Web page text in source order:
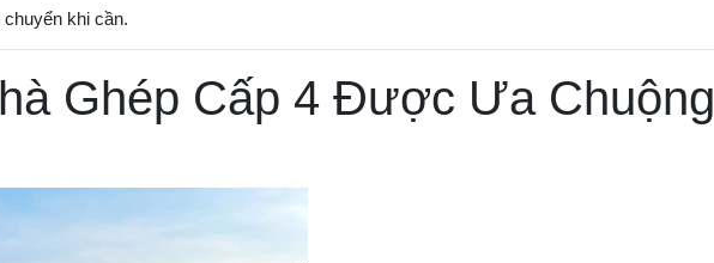
khi cần.
Ghép Cấp 4 Được Ưa Chuộng